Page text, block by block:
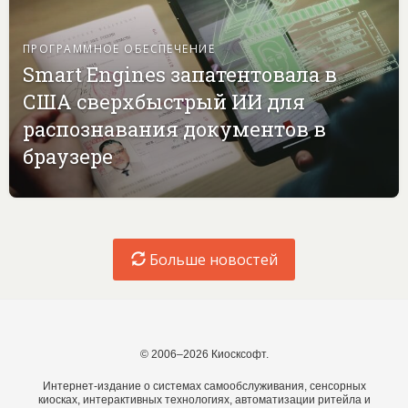
ПРОГРАММНОЕ ОБЕСПЕЧЕНИЕ
Smart Engines запатентовала в
США сверхбыстрый ИИ для
распознавания документов в
браузере
Больше новостей
© 2006–2026 Киосксофт.
Интернет-издание о системах самообслуживания, сенсорных
киосках, интерактивных технологиях, автоматизации ритейла и